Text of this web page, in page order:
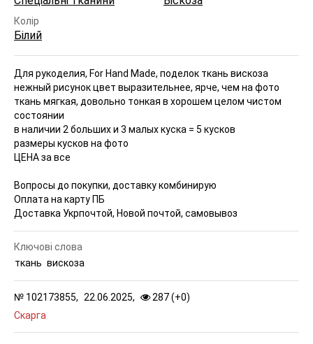
Колір
Білий
Для рукоделия, For Hand Made, поделок ткань вискоза
нежный рисунокцвет выразительнее, ярче, чем на фото
ткань мягкая, довольно тонкая в хорошем целом чистом
состоянии
в наличии 2 больших и 3 малых куска = 5 кусков
размеры кусков на фото
ЦЕНА за все
Вопросы до покупки, доставку комбинирую
Оплата на карту ПБ
Доставка Укрпочтой, Новой почтой, самовывоз
№ 102173855, 22.06.2025, 287 (+0)
Скарга
Ключові слова
ткань вискоза